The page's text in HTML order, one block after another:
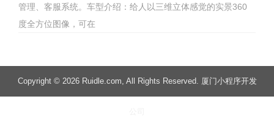
管理、客服系统。车型介绍：给人以三维立体感觉的实景360
度全方位图像，可在
Copyright © 2026 Ruidle.com , All Rights Reserved. 厦门小程序开发